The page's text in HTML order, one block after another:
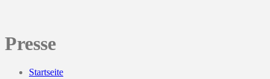
Presse
Startseite